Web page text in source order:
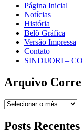
Página Inicial
Notícias
História
Belô Gráfica
Versão Impressa
Contato
SINDIJORI –
Arquivo
Arquivo
Trespontano
Posts Recentes